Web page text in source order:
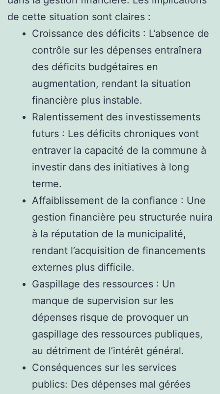
de cette situation sont claires :
Croissance des déficits : L’absence de
contrôle sur les dépenses entraînera
des déficits budgétaires en
augmentation, rendant la situation
financière plus instable.
Ralentissement des investissements
futurs : Les déficits chroniques vont
entraver la capacité de la commune à
investir dans des initiatives à long
terme.
Affaiblissement de la confiance : Une
gestion financière peu structurée nuira
à la réputation de la municipalité,
rendant l’acquisition de financements
externes plus difficile.
Gaspillage des ressources : Un
manque de supervision sur les
dépenses risque de provoquer un
gaspillage des ressources publiques,
au détriment de l’intérêt général.
Conséquences sur les services
publics: Des dépenses mal gérées